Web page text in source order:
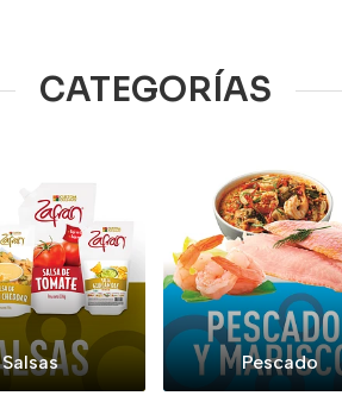
CATEGORÍAS
Salsas Pescado